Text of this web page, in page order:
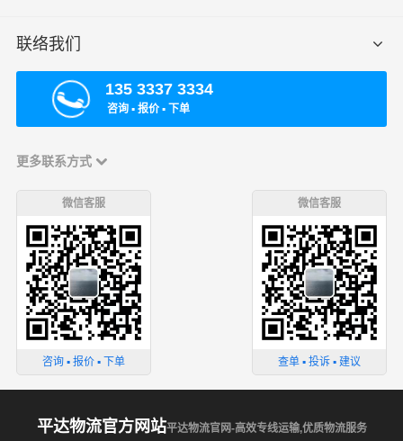
联络我们
135 3337 3334
咨询 ▪ 报价 ▪ 下单
更多联系方式
微信客服
咨询 ▪ 报价 ▪ 下单
微信客服
查单 ▪ 投诉 ▪ 建议
平达物流官方网站平达物流官网-高效专线运输,优质物流服务